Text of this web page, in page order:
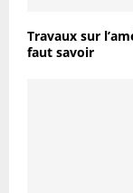
Travaux sur
faut savoir